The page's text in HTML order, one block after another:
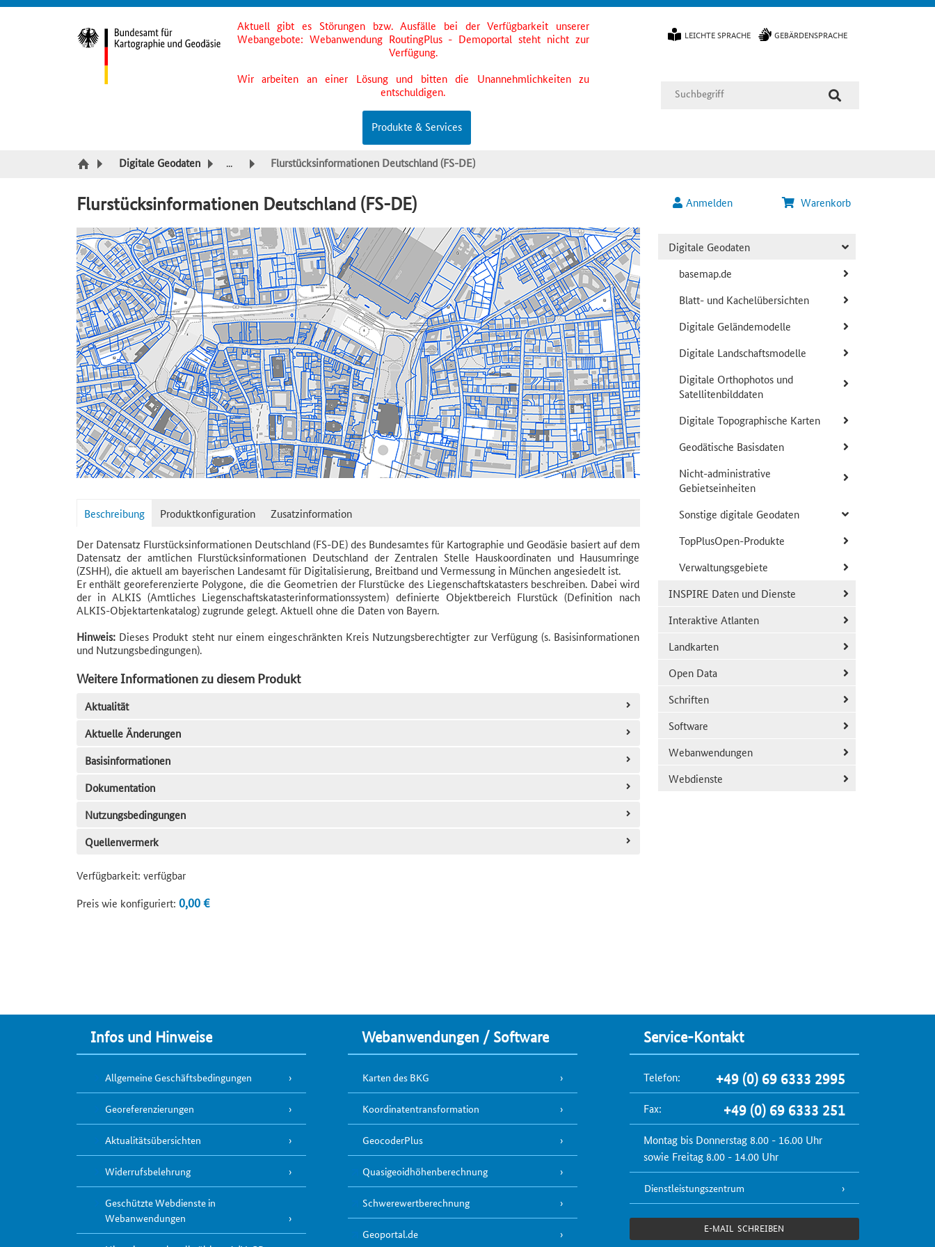
Kategorie Navigation
LEICHTE SPRACHE GEBÄRDENSPRACHE
Aktuell gibt es Störungen bzw. Ausfälle bei der Verfügbarkeit unserer
Webangebote: Webanwendung RoutingPlus - Demoportal steht nicht zur
Verfügung.
Wir arbeiten an einer Lösung und bitten die Unannehmlichkeiten zu
entschuldigen.
Produkte & Services
Digitale Geodaten ... Flurstücksinformationen Deutschland (FS-DE)
Anmelden Warenkorb
Flurstücksinformationen Deutschland (FS-DE)
Beschreibung Produktkonfiguration Zusatzinformation
Der Datensatz Flurstücksinformationen Deutschland (FS-DE) des Bundesamtes für Kartographie und Geodäsie basiert auf dem
Datensatz der amtlichen Flurstücksinformationen Deutschland der Zentralen Stelle Hauskoordinaten und Hausumringe
(ZSHH), die aktuell am bayerischen Landesamt für Digitalisierung, Breitband und Vermessung in München angesiedelt ist.
Er enthält georeferenzierte Polygone, die die Geometrien der Flurstücke des Liegenschaftskatasters beschreiben. Dabei wird
der in ALKIS (Amtliches Liegenschaftskatasterinformationssystem) definierte Objektbereich Flurstück (Definition nach
ALKIS-Objektartenkatalog) zugrunde gelegt. Aktuell ohne die Daten von Bayern.
Hinweis:Dieses Produkt steht nur einem eingeschränkten Kreis Nutzungsberechtigter zur Verfügung (s. Basisinformationen
und Nutzungsbedingungen).
Weitere Informationen zu diesem Produkt
Aktualität
Aktuelle Änderungen
Basisinformationen
Dokumentation
Nutzungsbedingungen
Quellenvermerk
Verfügbarkeit: verfügbar
Preis wie konfiguriert: 0,00 €
Digitale Geodaten
basemap.de
Blatt- und Kachelübersichten
Digitale Geländemodelle
Digitale Landschaftsmodelle
Digitale Orthophotos und
Satellitenbilddaten
Digitale Topographische Karten
Geodätische Basisdaten
Nicht-administrative
Gebietseinheiten
Sonstige digitale Geodaten
TopPlusOpen-Produkte
Verwaltungsgebiete
INSPIRE Daten und Dienste
Interaktive Atlanten
Landkarten
Open Data
Schriften
Software
Webanwendungen
Webdienste
Infos und Hinweise
Allgemeine Geschäftsbedingungen
Georeferenzierungen
Aktualitätsübersichten
Widerrufsbelehrung
Geschützte Webdienste in
Webanwendungen
Webanwendungen / Software
Karten des BKG
Koordinatentransformation
GeocoderPlus
Quasigeoidhöhenberechnung
Schwerewertberechnung
Geoportal.de
Service-Kontakt
Telefon: +49 (0) 69 6333 2995
Fax: +49 (0) 69 6333 251
Montag bis Donnerstag 8.00 - 16.00 Uhr
sowie Freitag 8.00 - 14.00 Uhr
Dienstleistungszentrum
E-MAIL SCHREIBEN